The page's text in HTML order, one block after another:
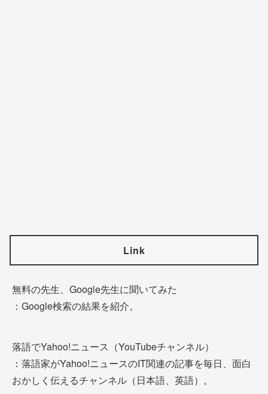
Link
無料の先生、Google先生に聞いてみた
：Google検索の結果を紹介。
落語でYahoo!ニュース（YouTubeチャンネル）
：落語家がYahoo!ニュースのIT関連の記事を毎日、面白
おかしく伝えるチャンネル（日本語、英語）。